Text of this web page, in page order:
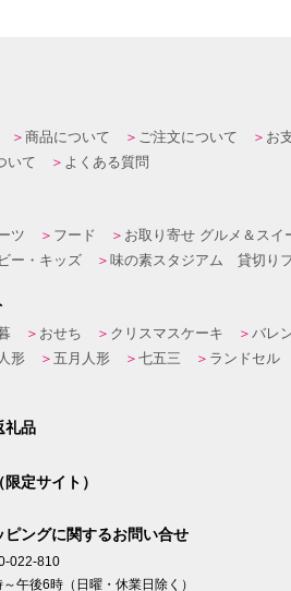
商品について ご注文について お
いて
よくある質問
ツ フード お取り寄せ グルメ＆スイ
ー・キッズ 味の素スタジアム 貸切り
おせち クリスマスケーキ バレ
形 五月人形 七五三 ランドセル
礼品
定サイト）
ピングに関するお問い合せ
022-810
午後6時（日曜・休業日除く）